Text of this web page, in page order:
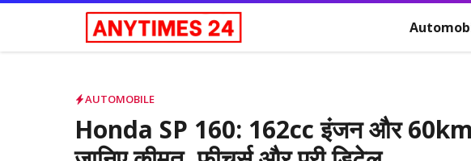
content
AUTOMOBILE
Honda SP 160: 162cc इंजन और